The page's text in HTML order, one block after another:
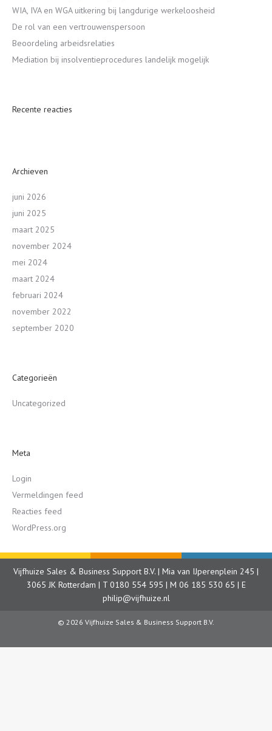
WIA, IVA en WGA uitkering bij langdurige werkeloosheid
De rol van een vertrouwenspersoon
Beoordeling arbeidsrelaties
Mediation bij insolventieprocedures landelijk mogelijk
Recente reacties
Archieven
juni 2026
juni 2025
maart 2025
november 2024
mei 2024
maart 2024
februari 2024
november 2022
september 2020
Categorieën
Uncategorized
Meta
Login
Vermeldingen feed
Reacties feed
WordPress.org
Vijfhuize Sales & Business Support B.V. | Mia van IJperenplein 245 |
3065 JK Rotterdam | T 0180 554 595 | M 06 185 530 65 | E
philip@vijfhuize.nl
© 2026 Vijfhuize Sales & Business Support B.V.